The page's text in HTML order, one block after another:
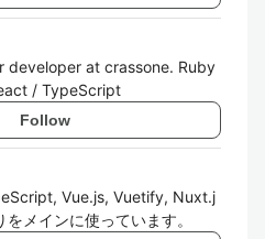
developer at crassone. Ruby
/ TypeScript
Follow
Vue.js, Vuetify, Nuxt.j
メインに使っています。